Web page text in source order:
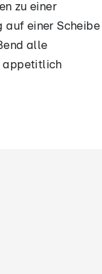
zu einer
auf einer Scheibe
alle
appetitlich